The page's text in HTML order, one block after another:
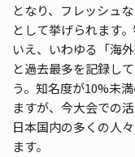
となり、フレッシュ
として挙げられます
いえ、いわゆる「海
と過去最多を記録し
う。知名度が10%未
ますが、今大会での
日本国内の多くの人
ます。